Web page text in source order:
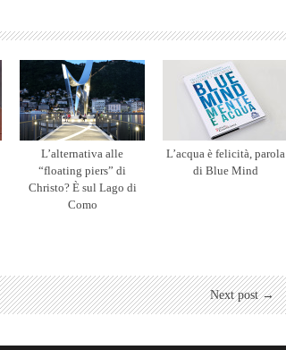
L’alternativa alle
“floating piers” di
Christo? È sul Lago di
Como
L’acqua è felicità, parola
di Blue Mind
Next post →